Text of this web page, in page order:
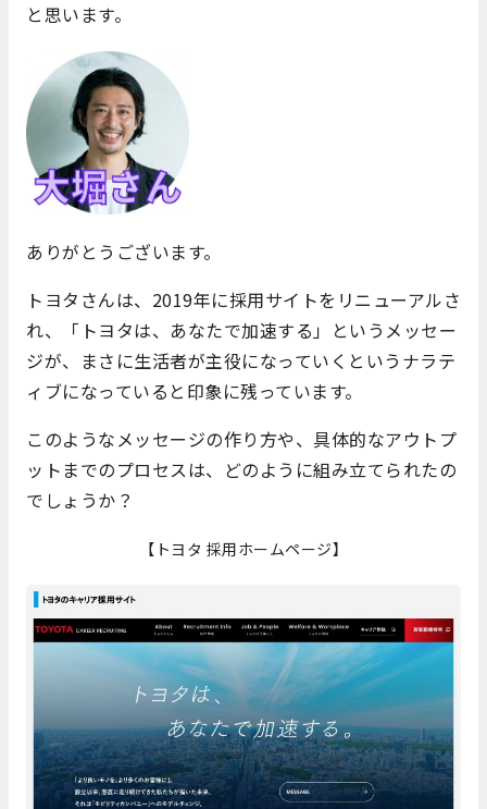
と思います。
ありがとうございます。
トヨタさんは、2019年に採用サイトをリニューアルさ
れ、「トヨタは、あなたで加速する」というメッセー
ジが、まさに生活者が主役になっていくというナラテ
ィブになっていると印象に残っています。
このようなメッセージの作り方や、具体的なアウトプ
ットまでのプロセスは、どのように組み立てられたの
でしょうか？
【トヨタ 採用ホームページ】